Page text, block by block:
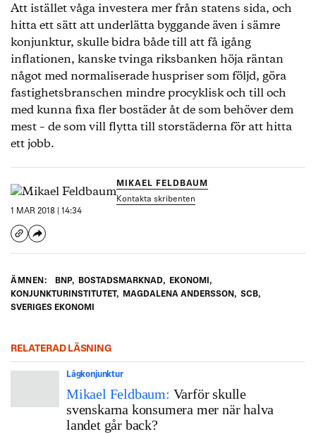
Att istället våga investera mer från statens sida, och
hitta ett sätt att underlätta byggande även i sämre
konjunktur, skulle bidra både till att få igång
inflationen, kanske tvinga riksbanken höja räntan
något med normaliserade huspriser som följd, göra
fastighetsbranschen mindre procyklisk och till och
med kunna fixa fler bostäder åt de som behöver dem
mest – de som vill flytta till storstäderna för att hitta
ett jobb.
MIKAEL FELDBAUM
Kontakta skribenten
1 MAR 2018 | 14:34
ÄMNEN: BNP, BOSTADSMARKNAD, EKONOMI ,
KONJUNKTURINSTITUTET, MAGDALENA ANDERSSON, SCB,
SVERIGES EKONOMI
RELATERAD LÄSNING
Lågkonjunktur
Mikael Feldbaum: Varför skulle
svenskarna konsumera mer när halva
landet går back?